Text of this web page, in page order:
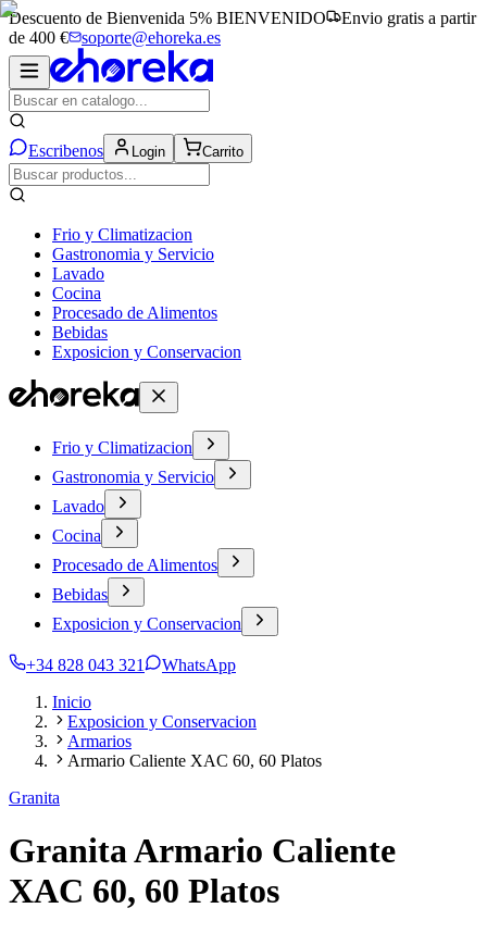
Descuento de Bienvenida 5% BIENVENIDO
Envio gratis a partir
de 400 €
soporte@ehoreka.es
Escribenos Login Carrito
Frio y Climatizacion
Gastronomia y Servicio
Lavado
Cocina
Procesado de Alimentos
Bebidas
Exposicion y Conservacion
Frio y Climatizacion
Gastronomia y Servicio
Lavado
Cocina
Procesado de Alimentos
Bebidas
Exposicion y Conservacion
+34 828 043 321
WhatsApp
Inicio
Exposicion y Conservacion
Armarios
Armario Caliente XAC 60, 60 Platos
Granita
Granita Armario Caliente
XAC 60, 60 Platos